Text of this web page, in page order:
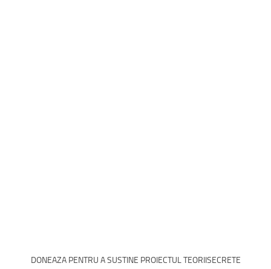
DONEAZA PENTRU A SUSTINE PROIECTUL TEORIISECRETE